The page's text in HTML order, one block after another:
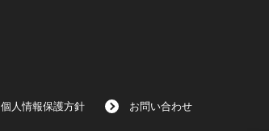
個人情報保護方針 お問い合わせ